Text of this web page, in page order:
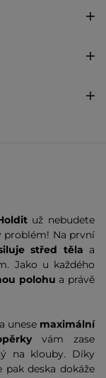
už nebudete
problém! Na první
střed těla a
Jako u každého
polohu a právě
unese maximální
vám zase
na klouby. Díky
pak deska dokáže